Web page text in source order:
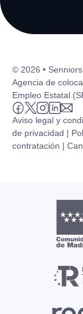
© 2026 •
Agencia de
Empleo Estatal
Aviso legal y
de privacidad |
contratación |